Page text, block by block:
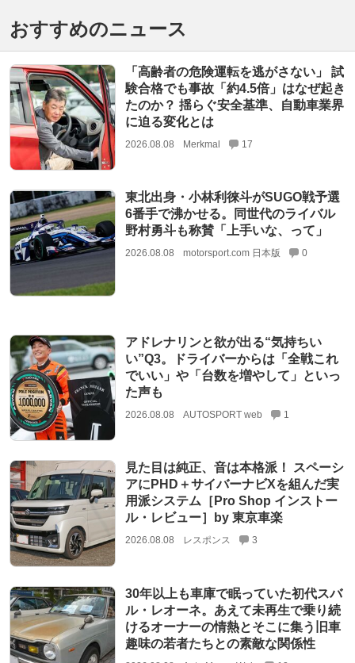
おすすめのニュース
「高齢者の危険運転を逃がさない」 試
験合格でも事故「約4.5倍」はなぜ起き
たのか？ 揺らぐ安全基準、自動車業界
に迫る変化とは
2026.08.08 Merkmal 17
東北出身・小林利徠斗がSUGO戦予選
6番手で沸かせる。同世代のライバル
野村勇斗も称賛「上手いな、って」
2026.08.08 motorsport.com 日本版 0
アドレナリンと欲が出る“気持ちい
い”Q3。ドライバーからは「全戦これ
でいい」や「台数を増やして」といっ
た声も
2026.08.08 AUTOSPORT web 1
見た目は純正、音は本格派！ スペーシ
アにPHD＋サイバーナビXを組んだ実
用派システム［Pro Shop インストー
ル・レビュー］by 東京車楽
2026.08.08 レスポンス 3
30年以上も車庫で眠っていた初代スバ
ル・レオーネ。あえて未再生で乗り続
けるオーナーの情熱とそこに集う旧車
趣味の若者たちとの素敵な関係性